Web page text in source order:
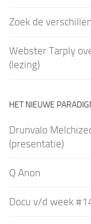
Zoek de
Webster Tarply
(lezing)
HET NIEUWE
Drunvalo
(presentatie)
Q Anon
Docu v/d week